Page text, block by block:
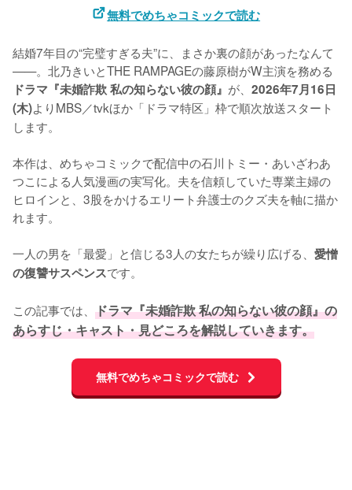
無料でめちゃコミックで読む
結婚7年目の“完璧すぎる夫”に、まさか裏の顔があったなんて
——。北乃きいとTHE RAMPAGEの藤原樹がW主演を務める
ドラマ『未婚詐欺 私の知らない彼の顔』 が、 2026年7月16日
(木)よりMBS／tvkほか「ドラマ特区」枠で順次放送スタート
します。
本作は、めちゃコミックで配信中の石川トミー・あいざわあ
つこによる人気漫画の実写化。夫を信頼していた専業主婦の
ヒロインと、3股をかけるエリート弁護士のクズ夫を軸に描か
れます。
一人の男を「最愛」と信じる3人の女たちが繰り広げる、 愛憎
の復讐サスペンスです。
この記事では、 ドラマ『未婚詐欺 私の知らない彼の顔』の
あらすじ・キャスト・見どころを解説していきます。
無料でめちゃコミックで読む